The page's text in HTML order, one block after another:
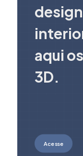
aqui
3D.
Acesse